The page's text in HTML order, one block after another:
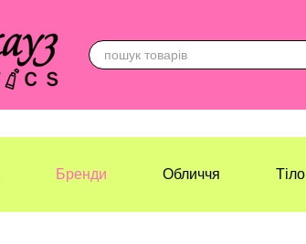
Бренди Обличчя Тіло